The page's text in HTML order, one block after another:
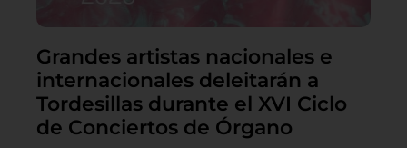
Grandes artistas nacionales e
internacionales deleitarán a
Tordesillas durante el XVI Ciclo
de Conciertos de Órgano